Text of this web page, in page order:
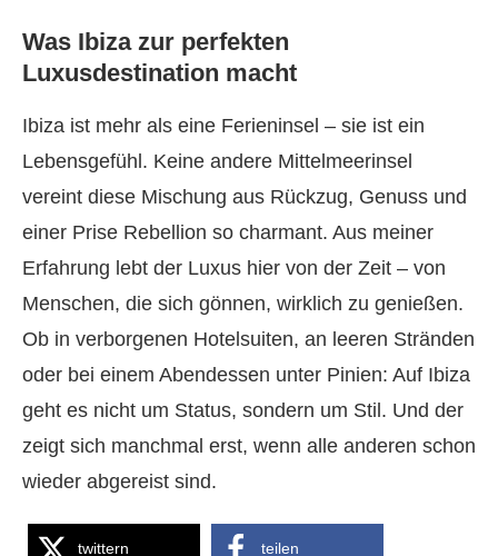
Was Ibiza zur perfekten
Luxusdestination macht
Ibiza ist mehr als eine Ferieninsel – sie ist ein
Lebensgefühl. Keine andere Mittelmeerinsel
vereint diese Mischung aus Rückzug, Genuss und
einer Prise Rebellion so charmant. Aus meiner
Erfahrung lebt der Luxus hier von der Zeit – von
Menschen, die sich gönnen, wirklich zu genießen.
Ob in verborgenen Hotelsuiten, an leeren Stränden
oder bei einem Abendessen unter Pinien: Auf Ibiza
geht es nicht um Status, sondern um Stil. Und der
zeigt sich manchmal erst, wenn alle anderen schon
wieder abgereist sind.
twittern teilen